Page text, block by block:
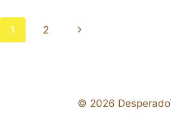
Navigation
1 2
Page
© 2026